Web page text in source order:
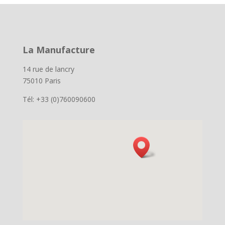
La Manufacture
14 rue de lancry
75010 Paris
Tél: +33 (0)760090600